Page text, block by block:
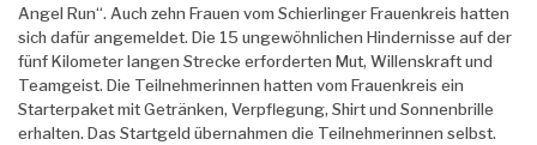
Angel Run“. Auch zehn Frauen vom Schierlinger Frauenkreis hatten
sich dafür angemeldet. Die 15 ungewöhnlichen Hindernisse auf der
fünf Kilometer langen Strecke erforderten Mut, Willenskraft und
Teamgeist. Die Teilnehmerinnen hatten vom Frauenkreis ein
Starterpaket mit Getränken, Verpflegung, Shirt und Sonnenbrille
erhalten. Das Startgeld übernahmen die Teilnehmerinnen selbst.